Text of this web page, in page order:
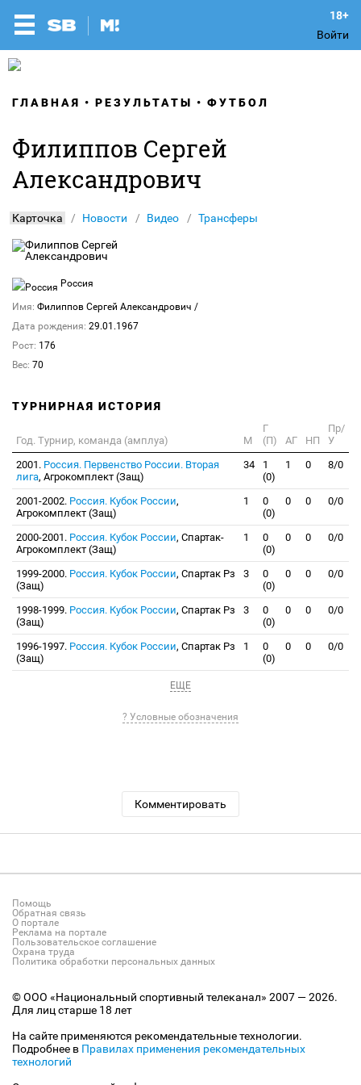
Войти
ГЛАВНАЯ РЕЗУЛЬТАТЫ ФУТБОЛ
Филиппов Сергей
Александрович
Карточка Новости Видео Трансферы
Россия
Имя: Филиппов Сергей Александрович /
Дата рождения: 29.01.1967
Рост: 176
Вес: 70
ТУРНИРНАЯ ИСТОРИЯ
Год. Турнир, команда (амплуа) М
Г
(П)
АГ НП
Пр/
У
2001. Россия. Первенство России. Вторая
лига, Агрокомплект (Защ)
34
1
(0)
1 0 8/0
2001-2002. Россия. Кубок России,
Агрокомплект (Защ)
1
0
(0)
0 0 0/0
2000-2001. Россия. Кубок России, Спартак-
Агрокомплект (Защ)
1
0
(0)
0 0 0/0
1999-2000. Россия. Кубок России, Спартак Рз
(Защ)
3
0
(0)
0 0 0/0
1998-1999. Россия. Кубок России, Спартак Рз
(Защ)
3
0
(0)
0 0 0/0
1996-1997. Россия. Кубок России, Спартак Рз
(Защ)
1
0
(0)
0 0 0/0
ЕЩЕ
? Условные обозначения
Комментировать
Помощь
Обратная связь
О портале
Реклама на портале
Пользовательское соглашение
Охрана труда
Политика обработки персональных данных
© ООО «Национальный спортивный телеканал» 2007 — 2026.
Для лиц старше 18 лет
На сайте применяются рекомендательные технологии.
Подробнее в Правилах применения рекомендательных
технологий